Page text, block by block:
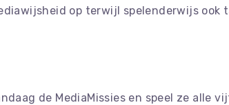
op terwijl spelenderwijs
de MediaMissies en speel ze alle